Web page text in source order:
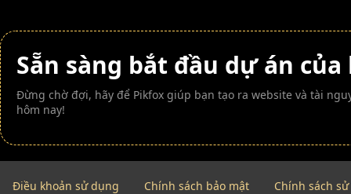
Sẵn sàng bắt đầu dự án của
Đừng chờ đợi, hãy để Pikfox giúp bạn tạo ra website và tài
hôm nay!
Điều khoản sử dụng Chính sách bảo mật Chính sách